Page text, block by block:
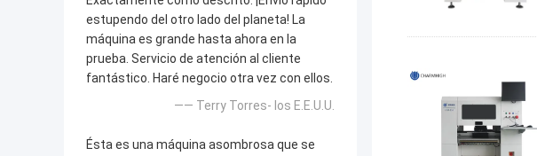
estupendo del otro lado del planeta! La
máquina es grande hasta ahora en la
prueba. Servicio de atención al cliente
fantástico. Haré negocio otra vez con ellos.
—— Terry Torres- los E.E.U.U.
Ésta es una máquina asombrosa que se